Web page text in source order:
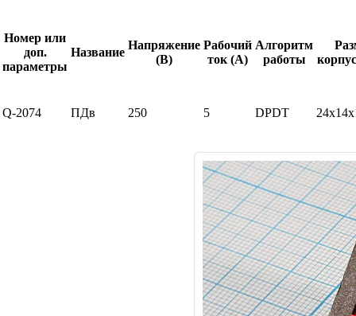
Номер или
доп.
параметры
Название
Напряжение
(В)
Рабочий
ток (А)
Алгоритм
работы
Q-2074 ПДв 250 5 DPDT